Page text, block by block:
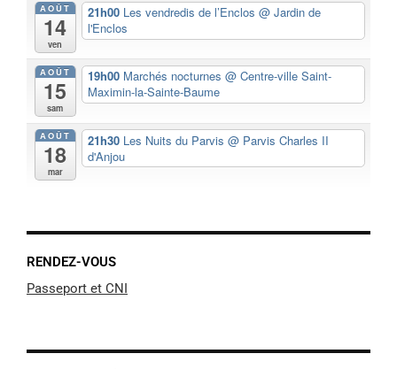
AOÛT
14
ven
21h00 Les vendredis de l’Enclos @ Jardin de
l'Enclos
AOÛT
15
sam
19h00 Marchés nocturnes @ Centre-ville Saint-
Maximin-la-Sainte-Baume
AOÛT
18
mar
21h30 Les Nuits du Parvis @ Parvis Charles II
d'Anjou
RENDEZ-VOUS
Passeport et CNI